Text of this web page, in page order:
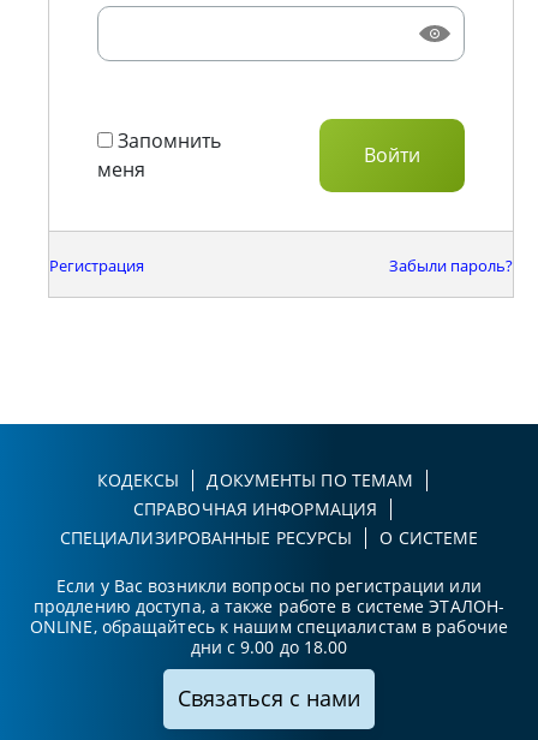
Запомнить
меня
Регистрация Забыли пароль?
КОДЕКСЫ
ДОКУМЕНТЫ ПО ТЕМАМ
СПРАВОЧНАЯ ИНФОРМАЦИЯ
СПЕЦИАЛИЗИРОВАННЫЕ РЕСУРСЫ
О СИСТЕМЕ
Если у Вас возникли вопросы по регистрации или
продлению доступа, а также работе в системе ЭТАЛОН-
ONLINE, обращайтесь к нашим специалистам в рабочие
дни с 9.00 до 18.00
Связаться с нами